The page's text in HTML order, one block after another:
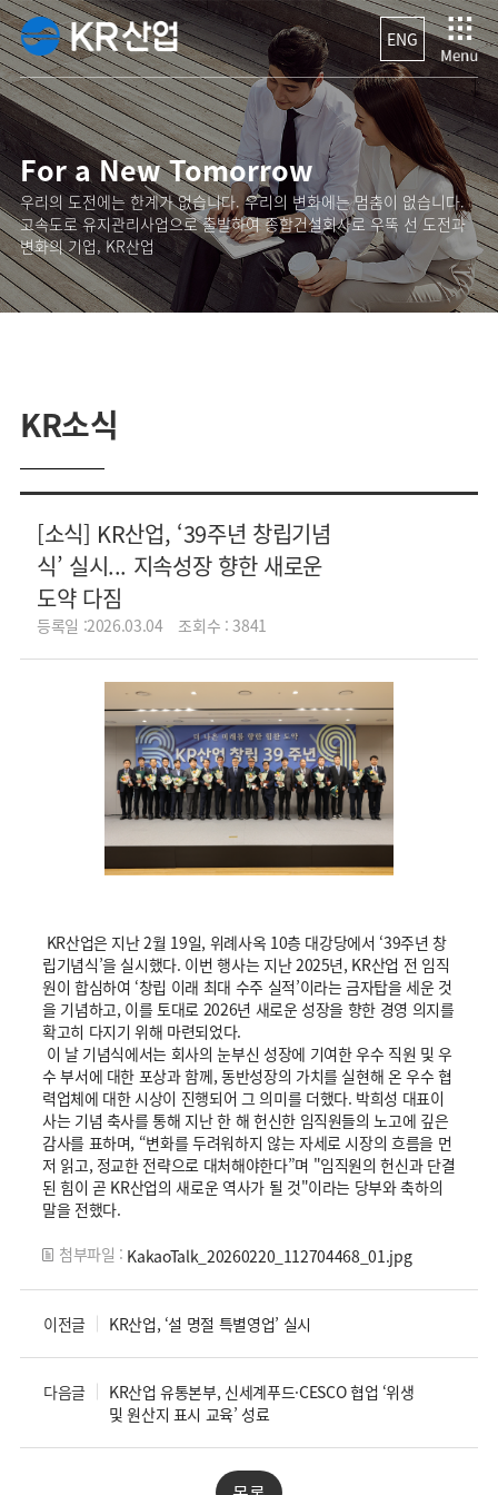
ENG
For a New Tomorrow
우리의 도전에는 한계가 없습니다. 우리의 변화에는 멈춤이 없습니다.
고속도로 유지관리사업으로 출발하여 종합건설회사로 우뚝 선 도전과
변화의 기업, KR산업
KR소식
[소식] KR산업, ‘39주년 창립기념
식’ 실시... 지속성장 향한 새로운
도약 다짐
등록일 :2026.03.04 조회수 : 3841
KR산업은 지난 2월 19일, 위례사옥 10층 대강당에서 ‘39주년 창
립기념식’을 실시했다. 이번 행사는 지난 2025년, KR산업 전 임직
원이 합심하여 ‘창립 이래 최대 수주 실적’이라는 금자탑을 세운 것
을 기념하고, 이를 토대로 2026년 새로운 성장을 향한 경영 의지를
확고히 다지기 위해 마련되었다.
이 날 기념식에서는 회사의 눈부신 성장에 기여한 우수 직원 및 우
수 부서에 대한 포상과 함께, 동반성장의 가치를 실현해 온 우수 협
력업체에 대한 시상이 진행되어 그 의미를 더했다. 박희성 대표이
사는 기념 축사를 통해 지난 한 해 헌신한 임직원들의 노고에 깊은
감사를 표하며, “변화를 두려워하지 않는 자세로 시장의 흐름을 먼
저 읽고, 정교한 전략으로 대처해야한다”며 "임직원의 헌신과 단결
된 힘이 곧 KR산업의 새로운 역사가 될 것"이라는 당부와 축하의
말을 전했다.
첨부파일 : KakaoTalk_20260220_112704468_01.jpg
이전글 KR산업, ‘설 명절 특별영업’ 실시
다음글
KR산업 유통본부, 신세계푸드·CESCO 협업 ‘위생
및 원산지 표시 교육’ 성료